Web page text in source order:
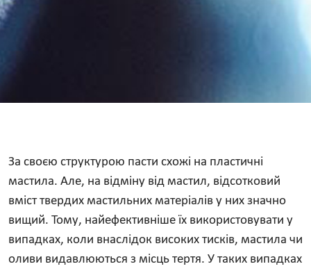
За своєю структурою пасти схожі на пластичні
мастила. Але, на відміну від мастил, відсотковий
вміст твердих мастильних матеріалів у них значно
вищий. Тому, найефективніше їх використовувати у
випадках, коли внаслідок високих тисків, мастила чи
оливи видавлюються з місць тертя. У таких випадках